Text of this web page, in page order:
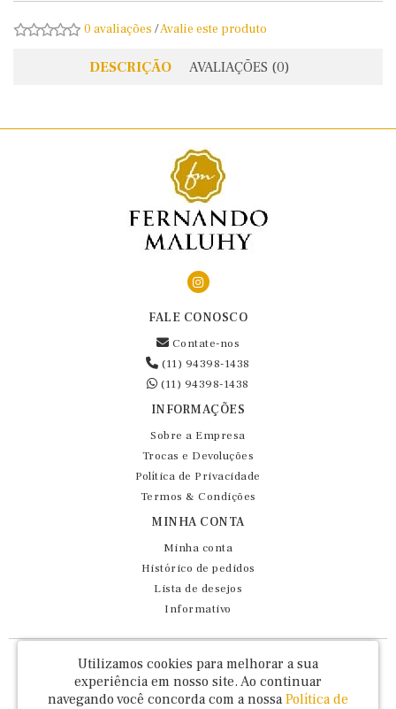
0 avaliações /Avalie este produto
DESCRIÇÃO AVALIAÇÕES (0)
FALE CONOSCO
Contate-nos
(11) 94398-1438
(11) 94398-1438
INFORMAÇÕES
Sobre a Empresa
Trocas e Devoluções
Política de Privacidade
Termos & Condições
MINHA CONTA
Minha conta
Histórico de pedidos
Lista de desejos
Informativo
Fernando Maluhy Cia Ltda - CNPJ: 60.458.825/0001-86
Rua Dr Euclydes da Cunha, 47 - Brás - São Paulo / SP - CEP 03016-030
Utilizamos cookies para melhorar a sua
experiência em nosso site. Ao continuar
navegando você concorda com a nossa Política de